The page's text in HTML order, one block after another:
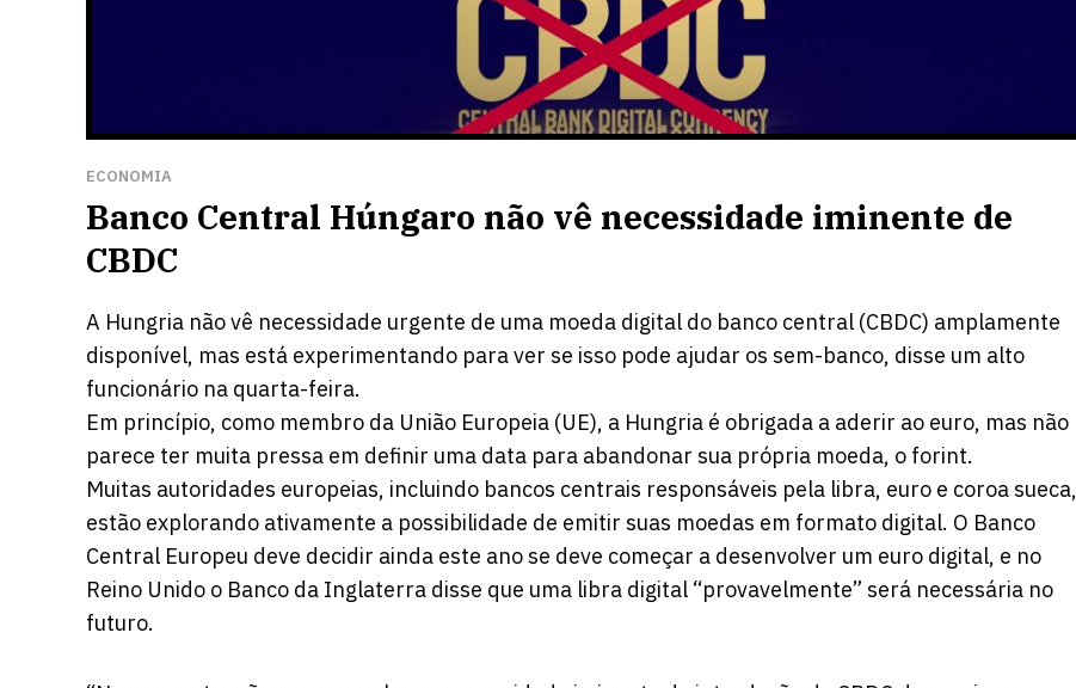
ECONOMIA
Banco Central Húngaro não vê necessidade iminente de
CBDC
A Hungria não vê necessidade urgente de uma moeda digital do banco central (CBDC) amplamente
disponível, mas está experimentando para ver se isso pode ajudar os sem-banco, disse um alto
funcionário na quarta-feira.
Em princípio, como membro da União Europeia (UE), a Hungria é obrigada a aderir ao euro, mas não
parece ter muita pressa em definir uma data para abandonar sua própria moeda, o forint.
Muitas autoridades europeias, incluindo bancos centrais responsáveis ​​pela libra, euro e coroa sueca,
estão explorando ativamente a possibilidade de emitir suas moedas em formato digital. O Banco
Central Europeu deve decidir ainda este ano se deve começar a desenvolver um euro digital, e no
Reino Unido o Banco da Inglaterra disse que uma libra digital “provavelmente” será necessária no
futuro.